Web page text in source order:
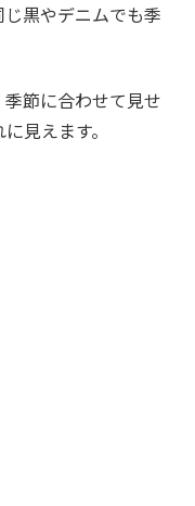
黒やデニムでも季
節に合わせて見せ
見えます。